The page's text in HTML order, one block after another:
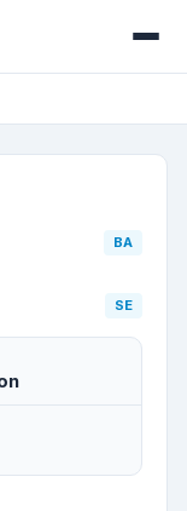
BA
SE